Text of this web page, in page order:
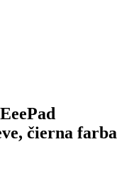
čierna farba